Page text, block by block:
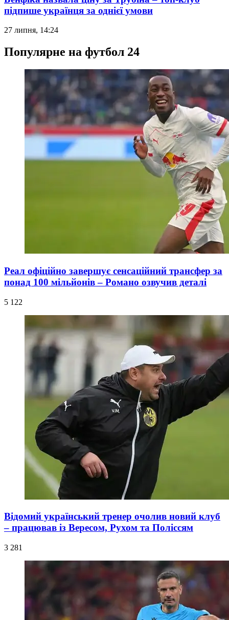
підпише українця за однієї умови
27 липня, 14:24
Популярне на футбол 24
Реал офіційно завершує сенсаційний трансфер за
понад 100 мільйонів – Романо озвучив деталі
5 122
Відомий український тренер очолив новий клуб
– працював із Вересом, Рухом та Поліссям
3 281